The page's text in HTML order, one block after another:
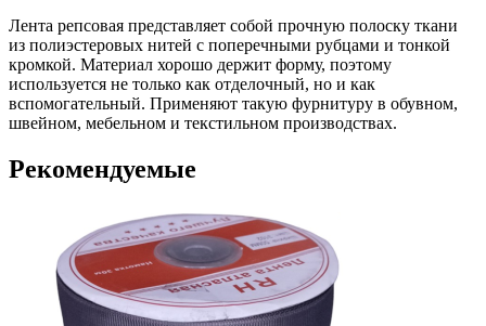
Лента репсовая представляет собой прочную полоску ткани
из полиэстеровых нитей с поперечными рубцами и тонкой
кромкой. Материал хорошо держит форму, поэтому
используется не только как отделочный, но и как
вспомогательный. Применяют такую фурнитуру в обувном,
швейном, мебельном и текстильном производствах.
Рекомендуемые